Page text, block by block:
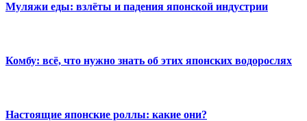
Муляжи еды: взлёты и падения японской индустрии
Комбу: всё, что нужно знать об этих японских водорослях
Настоящие японские роллы: какие они?